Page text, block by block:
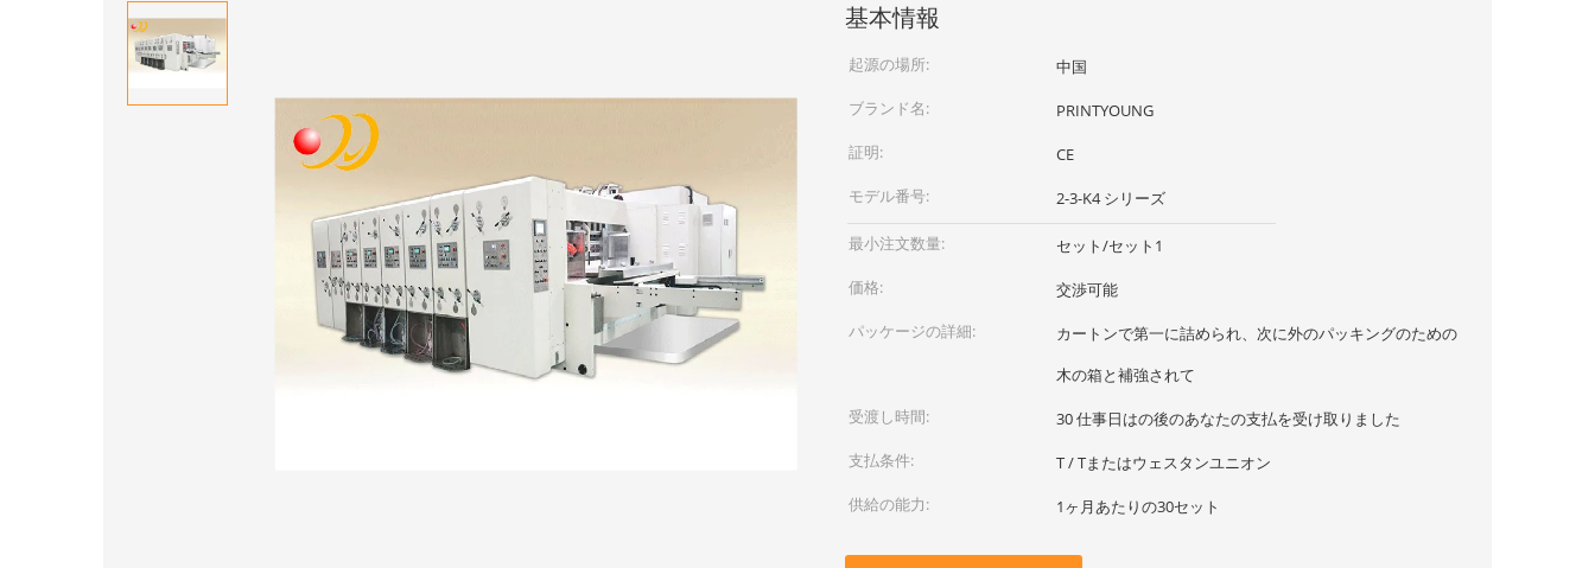
基本情報
起源の場所:
中国
ブランド名:
PRINTYOUNG
証明:
CE
モデル番号:
2-3-K4 シリーズ
最小注文数量:
セット/セット1
価格:
交渉可能
パッケージの詳細:
カートンで第一に詰められ、次に外のパッキングのための
木の箱と補強されて
受渡し時間:
30 仕事日はの後のあなたの支払を受け取りました
支払条件:
T / Tまたはウェスタンユニオン
供給の能力:
1ヶ月あたりの30セット